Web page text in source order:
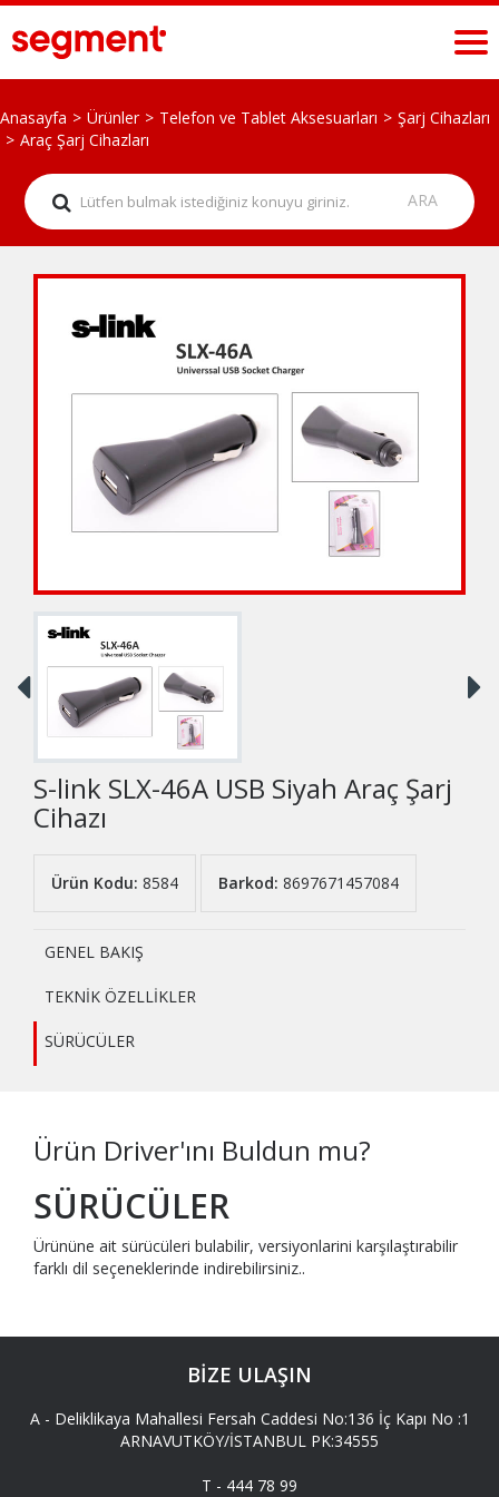
Anasayfa Ürünler Telefon ve Tablet Aksesuarları
Şarj Cihazları
Araç Şarj Cihazları
S-link SLX-46A USB Siyah Araç Şarj
Cihazı
Ürün Kodu: 8584 Barkod: 8697671457084
GENEL BAKIŞ
TEKNİK ÖZELLİKLER
SÜRÜCÜLER
Ürün Driver'ını Buldun mu?
SÜRÜCÜLER
Ürününe ait sürücüleri bulabilir, versiyonlarini karşılaştırabilir
farklı dil seçeneklerinde indirebilirsiniz..
BİZE ULAŞIN
A - Deliklikaya Mahallesi Fersah Caddesi No:136 İç Kapı No :1
ARNAVUTKÖY/İSTANBUL PK:34555
T - 444 78 99